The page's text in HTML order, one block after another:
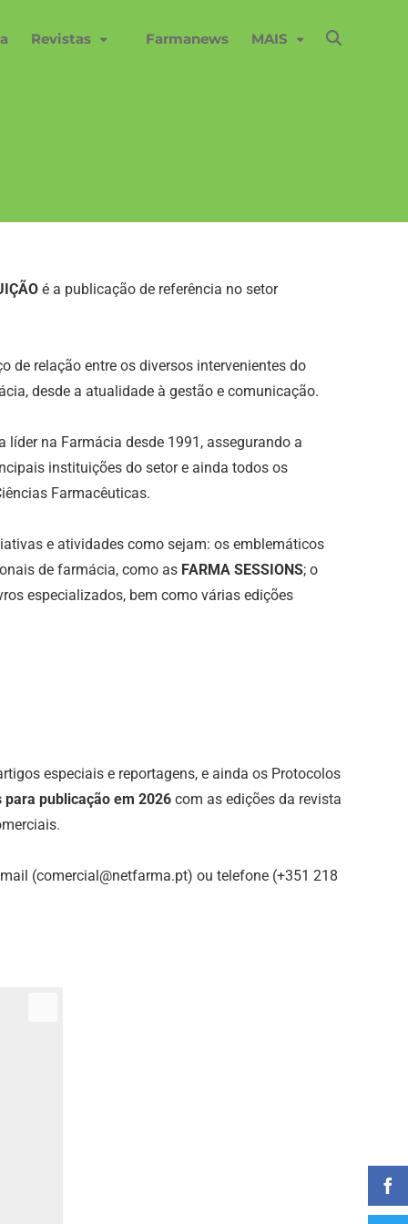
Revistas Farmanews MAIS
é a publicação de referência no setor
de relação entre os diversos intervenientes do
desde a atualidade à gestão e comunicação.
na Farmácia desde 1991, assegurando a
instituições do setor e ainda todos os
Farmacêuticas.
e atividades como sejam: os emblemáticos
de farmácia, como as FARMA SESSIONS; o
especializados, bem como várias edições
especiais e reportagens, e ainda os Protocolos
publicação em 2026com as edições da revista
(comercial@netfarma.pt) ou telefone (+351 218